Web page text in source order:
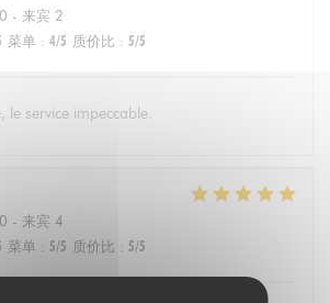
- 来宾 2
菜单 : 4/5 质价比 : 5/5
le service impeccable.
- 来宾 4
菜单 : 5/5 质价比 : 5/5